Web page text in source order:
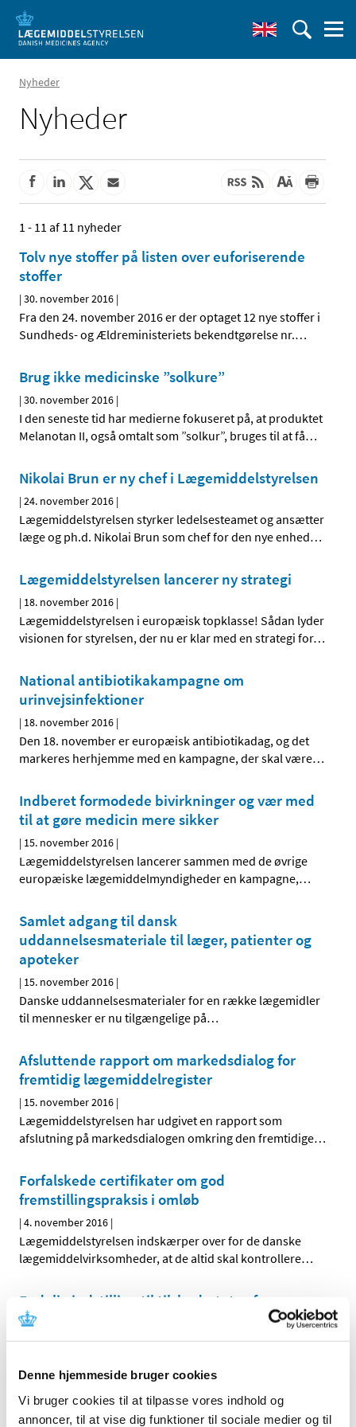
Denne hjemmeside bruger cookies
Vi bruger cookies til at tilpasse vores indhold og
annoncer, til at vise dig funktioner til sociale medier og til
Nyheder
Nyheder
1 - 11 af 11 nyheder
Tolv nye stoffer på listen over euforiserende
stoffer
|30. november 2016 |
Fra den 24. november 2016 er der optaget 12 nye stoffer i
Sundheds- og Ældreministeriets bekendtgørelse nr.…
Brug ikke medicinske ”solkure”
|30. november 2016 |
I den seneste tid har medierne fokuseret på, at produktet
Melanotan II, også omtalt som ”solkur”, bruges til at få…
Nikolai Brun er ny chef i Lægemiddelstyrelsen
|24. november 2016 |
Lægemiddelstyrelsen styrker ledelsesteamet og ansætter
læge og ph.d. Nikolai Brun som chef for den nye enhed…
Lægemiddelstyrelsen lancerer ny strategi
| 18. november 2016 |
Lægemiddelstyrelsen i europæisk topklasse! Sådan lyder
visionen for styrelsen, der nu er klar med en strategi for…
National antibiotikakampagne om
urinvejsinfektioner
| 18. november 2016 |
Den 18. november er europæisk antibiotikadag, og det
markeres herhjemme med en kampagne, der skal være…
Indberet formodede bivirkninger og vær med
til at gøre medicin mere sikker
| 15. november 2016 |
Lægemiddelstyrelsen lancerer sammen med de øvrige
europæiske lægemiddelmyndigheder en kampagne,…
Samlet adgang til dansk
uddannelsesmateriale til læger, patienter og
apoteker
| 15. november 2016 |
Danske uddannelsesmaterialer for en række lægemidler
til mennesker er nu tilgængelige på…
Afsluttende rapport om markedsdialog for
fremtidig lægemiddelregister
| 15. november 2016 |
Lægemiddelstyrelsen har udgivet en rapport som
afslutning på markedsdialogen omkring den fremtidige…
Forfalskede certifikater om god
fremstillingspraksis i omløb
|4. november 2016 |
Lægemiddelstyrelsen indskærper over for de danske
lægemiddelvirksomheder, at de altid skal kontrollere…
Endelig indstilling til tilskudsstatus for
medicin mod Parkinsons sygdom
|4. november 2016|
medicin mod Parkinson sygdom (ATC-gruppe N04) og
Symbicort inhalationsspray® får generelt